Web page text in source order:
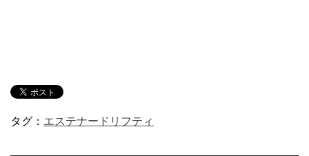
タグ： エステナードリフティ